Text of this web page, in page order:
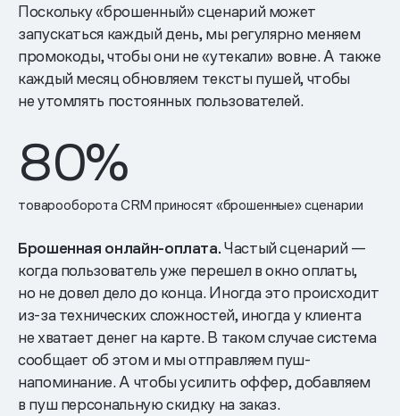
Поскольку «брошенный» сценарий может
запускаться каждый день, мы регулярно меняем
промокоды, чтобы они не «утекали» вовне. А также
каждый месяц обновляем тексты пушей, чтобы
не утомлять постоянных пользователей.
80%
товарооборота CRM приносят «брошенные» сценарии
Брошенная онлайн-оплата.Частый сценарий —
когда пользователь уже перешел в окно оплаты,
но не довел дело до конца. Иногда это происходит
из-за технических сложностей, иногда у клиента
не хватает денег на карте. В таком случае система
сообщает об этом и мы отправляем пуш-
напоминание. А чтобы усилить оффер, добавляем
в пуш персональную скидку на заказ.